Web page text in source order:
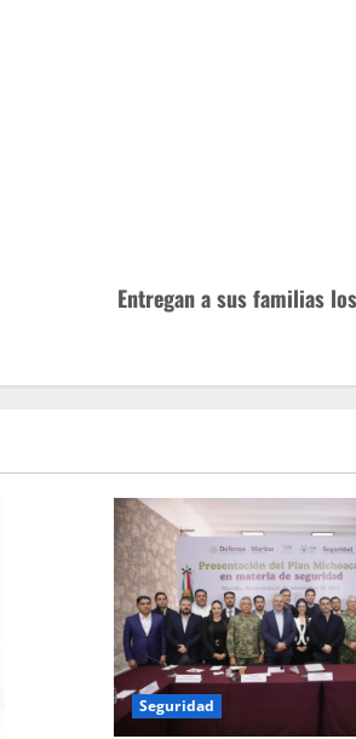
Entregan a sus familias
Seguridad